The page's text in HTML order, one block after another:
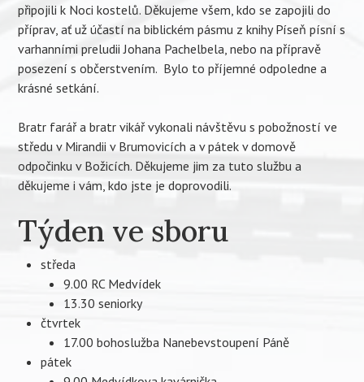
připojili k Noci kostelů. Děkujeme všem, kdo se zapojili do
příprav, ať už účastí na biblickém pásmu z knihy Píseň písní s
varhanními preludii Johana Pachelbela, nebo na přípravě
posezení s občerstvením. Bylo to příjemné odpoledne a
krásné setkání.
Bratr farář a bratr vikář vykonali návštěvu s pobožností ve
středu v Mirandii v Brumovicích a v pátek v domově
odpočinku v Božicích. Děkujeme jim za tuto službu a
děkujeme i vám, kdo jste je doprovodili.
Týden ve sboru
středa
9.00 RC Medvídek
13.30 seniorky
čtvrtek
17.00 bohoslužba Nanebevstoupení Páně
pátek